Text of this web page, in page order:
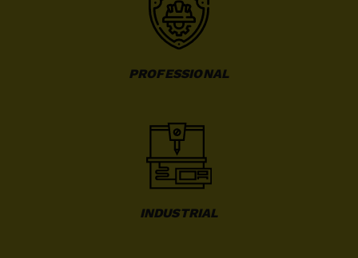
PROFESSIONAL
INDUSTRIAL